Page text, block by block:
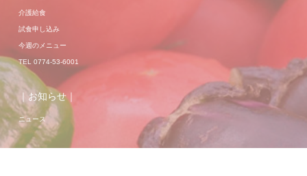
介護給食
試食申し込み
今週のメニュー
TEL 0774-53-6001
｜お知らせ｜
ニュース